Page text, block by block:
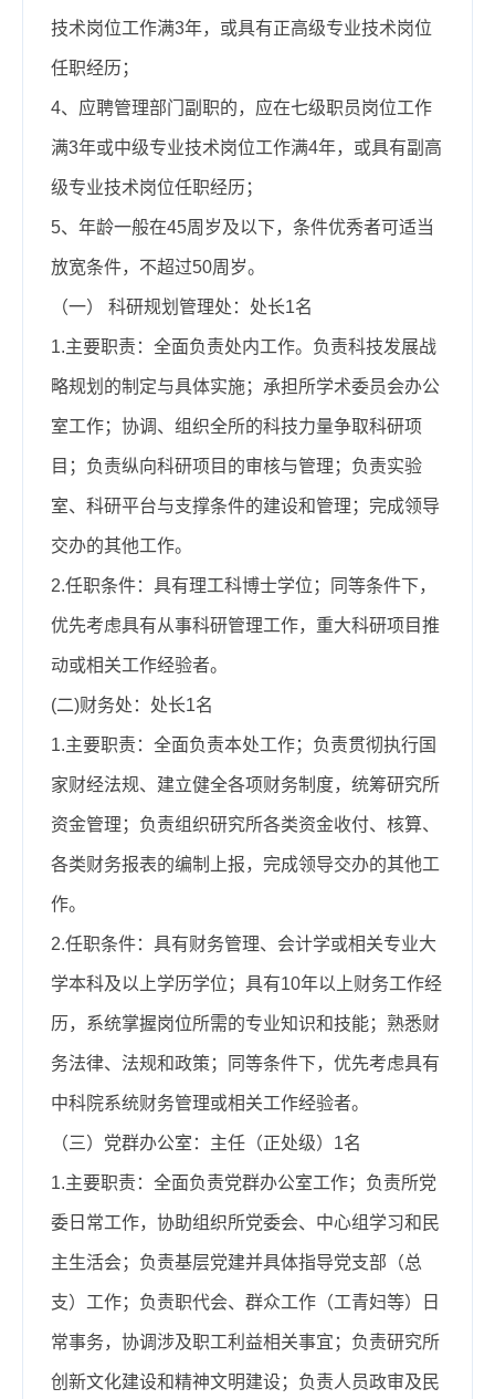
技术岗位工作满3年，或具有正高级专业技术岗位
任职经历；
4、应聘管理部门副职的，应在七级职员岗位工作
满3年或中级专业技术岗位工作满4年，或具有副高
级专业技术岗位任职经历；
5、年龄一般在45周岁及以下，条件优秀者可适当
放宽条件，不超过50周岁。
（一） 科研规划管理处：处长1名
1.主要职责： 全面负责处内工作。负责科技发展战
略规划的制定与具体实施；承担所学术委员会办公
室工作；协调、组织全所的科技力量争取科研项
目；负责纵向科研项目的审核与管理；负责实验
室、科研平台与支撑条件的建设和管理；完成领导
交办的其他工作。
2.任职条件： 具有理工科博士学位；同等条件下，
优先考虑具有从事科研管理工作，重大科研项目推
动或相关工作经验者。
(二)财务处：处长1名
1.主要职责： 全面负责本处工作；负责贯彻执行国
家财经法规、建立健全各项财务制度，统筹研究所
资金管理；负责组织研究所各类资金收付、核算、
各类财务报表的编制上报，完成领导交办的其他工
作。
2.任职条件： 具有财务管理、会计学或相关专业大
学本科及以上学历学位 ；具有10年以上财务工作经
历，系统掌握岗位所需的专业知识和技能；熟悉财
务法律、法规和政策；同等条件下，优先考虑具有
中科院系统财务管理或相关工作经验者。
（三）党群办公室：主任（正处级）1名
1.主要职责： 全面负责党群办公室工作； 负责所党
委日常工作，协助组织所党委会、中心组学习和民
主生活会；负责基层党建并具体指导党支部（总
支）工作；负责职代会、群众工作（工青妇等）日
常事务，协调涉及职工利益相关事宜；负责研究所
创新文化建设和精神文明建设；负责人员政审及民